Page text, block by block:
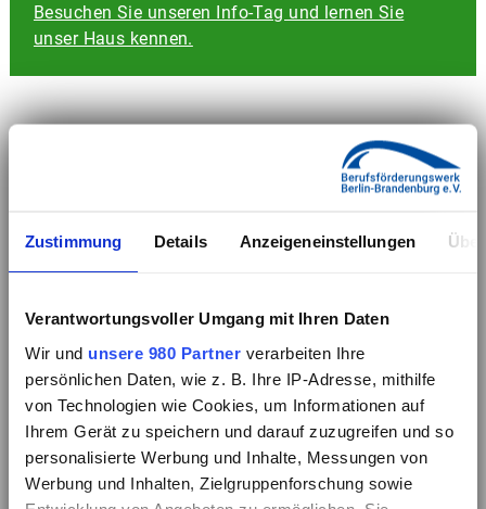
Zustimmung Details Anzeigeneinstellungen
Verantwortungsvoller Umgang mit Ihren Daten
Wir und unsere 980 Partner verarbeiten Ihre
persönlichen Daten, wie z. B. Ihre IP-Adresse, mithilfe
von Technologien wie Cookies, um Informationen auf
Ihrem Gerät zu speichern und darauf zuzugreifen und so
personalisierte Werbung und Inhalte, Messungen von
Werbung und Inhalten, Zielgruppenforschung sowie
Besuchen Sie unseren Info-Tag und lernen Sie
unser Haus kennen.